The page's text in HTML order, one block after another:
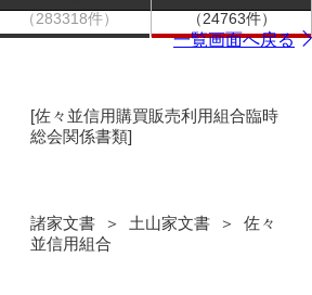
いて
（283318件）
（24763件）
一覧画面へ戻る
[佐々並信用購買販売利用組合臨時
総会関係書類]
諸家文書 ＞ 土山家文書 ＞ 佐々
並信用組合